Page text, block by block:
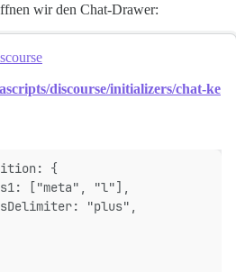
wir den Chat-Drawer:
discourse/initializers/chat-ke
{
["meta", "l"],
"plus",